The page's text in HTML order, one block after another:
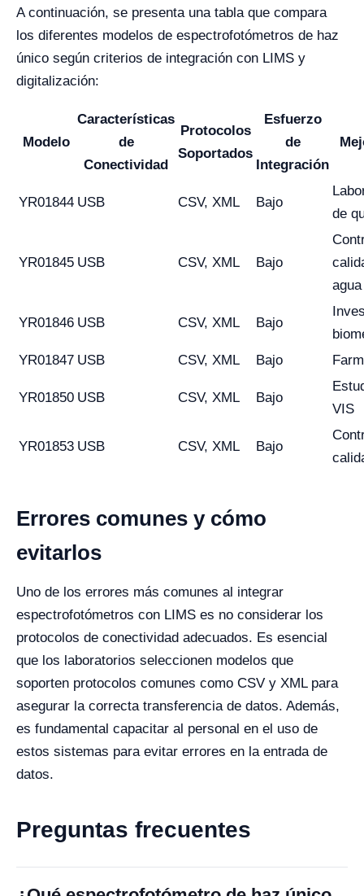
A continuación, se presenta una tabla que compara
los diferentes modelos de espectrofotómetros de haz
único según criterios de integración con LIMS y
digitalización:
Modelo
Características
de
Conectividad
Protocolos
Soportados
Esfuerzo
de
Integración
YR01844 USB CSV, XML Bajo
de
YR01845 USB CSV, XML Bajo
agua
YR01846 USB CSV, XML Bajo
YR01847 USB CSV, XML Bajo
YR01850 USB CSV, XML Bajo
VIS
YR01853 USB CSV, XML Bajo
Errores comunes y cómo
evitarlos
Uno de los errores más comunes al integrar
espectrofotómetros con LIMS es no considerar los
protocolos de conectividad adecuados. Es esencial
que los laboratorios seleccionen modelos que
soporten protocolos comunes como CSV y XML para
asegurar la correcta transferencia de datos. Además,
es fundamental capacitar al personal en el uso de
estos sistemas para evitar errores en la entrada de
datos.
Preguntas frecuentes